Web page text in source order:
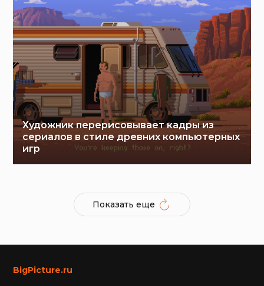
Художник перерисовывает кадры из
сериалов в стиле древних компьютерных
игр
Показать еще
BigPicture.ru